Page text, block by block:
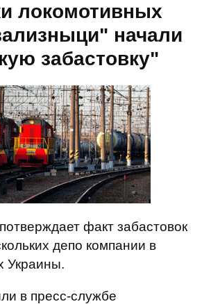
локомотивных
начали
забастовку"
факт забастовок
депо компании в
Украины.
в пресс-службе